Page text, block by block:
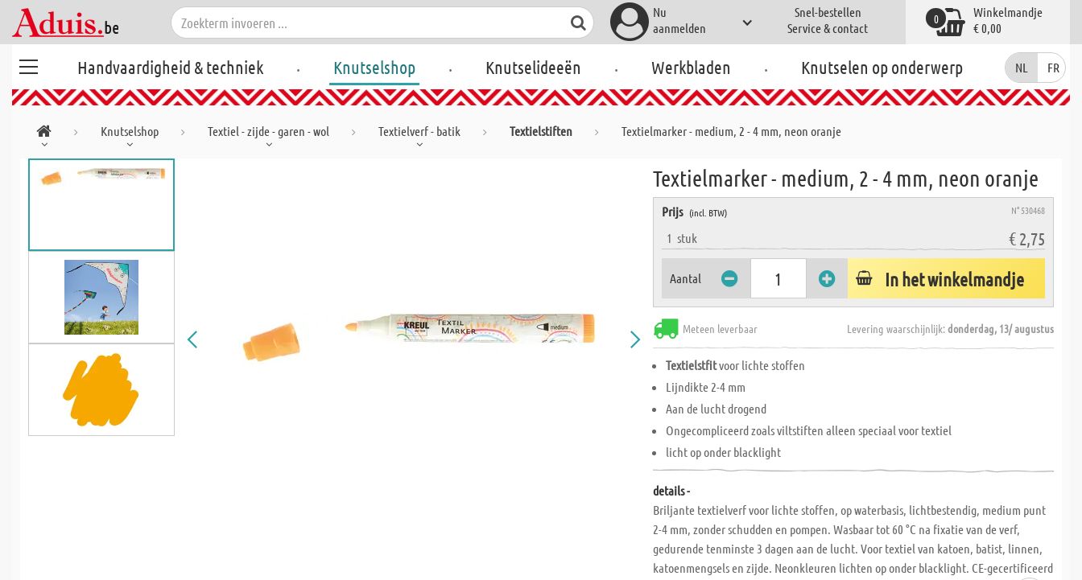
Nu
aanmelden
Snel-bestellen
Service & contact
Winkelmandje
€ 0,00
0
Handvaardigheid & techniek . Knutselshop . Knutselideeën . Werkbladen . Knutselen op onderwerp NL FR
Knutselshop Textiel - zijde - garen - wol Textielverf - batik Textielstiften Textielmarker - medium, 2 - 4 mm, neon oranje
Textielmarker - medium, 2 - 4 mm, neon oranje
Prijs (incl. BTW) N° 530468
1stuk € 2,75
Aantal In het winkelmandje
Meteen leverbaar Levering waarschijnlijk:donderdag, 13/ augustus
Textielstfitvoor lichte stoffen
Lijndikte 2-4 mm
Aan de lucht drogend
Ongecompliceerd zoals viltstiften alleen speciaal voor textiel
licht op onder blacklight
details -
Briljante textielverf voor lichte stoffen, op waterbasis, lichtbestendig, medium punt
2-4 mm, zonder schudden en pompen. Wasbaar tot 60 °C na fixatie van de verf,
gedurende tenminste 3 dagen aan de lucht. Voor textiel van katoen, batist, linnen,
katoenmengsels en zijde. Neonkleuren lichten op onder blacklight. CE-gecertificeerd